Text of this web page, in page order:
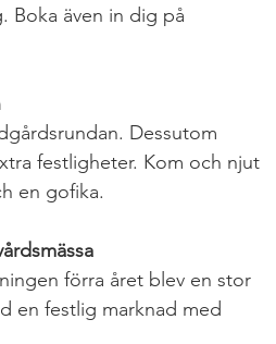
Boka även in dig på
Dessutom
festligheter. Kom och njut
en gofika.
förra året blev en stor
en festlig marknad med